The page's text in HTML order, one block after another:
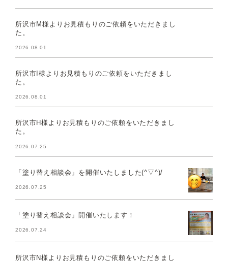
所沢市M様よりお見積もりのご依頼をいただきまし
た。
2026.08.01
所沢市I様よりお見積もりのご依頼をいただきまし
た。
2026.08.01
所沢市H様よりお見積もりのご依頼をいただきまし
た。
2026.07.25
「塗り替え相談会」を開催いたしました(^▽^)/
2026.07.25
「塗り替え相談会」開催いたします！
2026.07.24
所沢市N様よりお見積もりのご依頼をいただきまし